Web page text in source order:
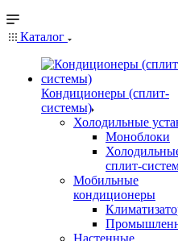
Каталог
Кондиционеры (сплит-
системы)
Холодильные
Моноблоки
сплит-
Мобильные
кондиционеры
Настенные